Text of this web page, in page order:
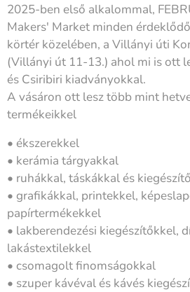
2025-ben első alkalommal,
Makers' Market minden
körtér közelében, a Villányi úti
(Villányi út 11-13.) ahol mi is ott
és Csiribiri kiadványokkal.
A vásáron ott lesz több mint
termékeikkel
• ékszerekkel
• kerámia tárgyakkal
• ruhákkal, táskákkal és
• grafikákkal, printekkel,
papírtermékekkel
• lakberendezési kiegészítőkkel,
lakástextilekkel
• csomagolt finomságokkal
• szuper kávéval és kávés